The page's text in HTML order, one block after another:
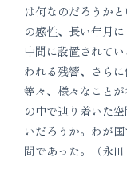
は何なのだろうか
の感性、長い年月
中間に設置されて
われる残響、さら
等々、様々なこと
の中で辿り着いた
いだろうか。わが
間であった。（永